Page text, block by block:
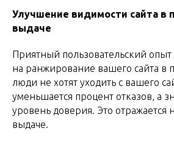
Улучшение видимости сайта в
выдаче
Приятный пользовательский
на ранжирование вашего сайта в
люди не хотят уходить с вашего
уменьшается процент отказов, а
уровень доверия. Это отражается
выдаче.